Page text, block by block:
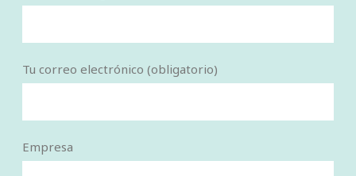
Tu correo electrónico (obligatorio)
Empresa